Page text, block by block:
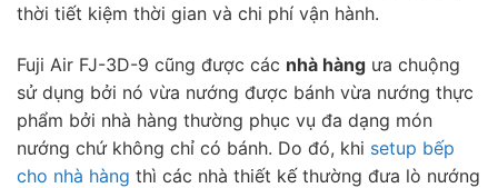
thời tiết kiệm thời gian và chi phí vận hành.
Fuji Air FJ-3D-9 cũng được các nhà hàng ưa chuộng
sử dụng bởi nó vừa nướng được bánh vừa nướng thực
phẩm bởi nhà hàng thường phục vụ đa dạng món
nướng chứ không chỉ có bánh. Do đó, khi setup bếp
cho nhà hàng thì các nhà thiết kế thường đưa lò nướng